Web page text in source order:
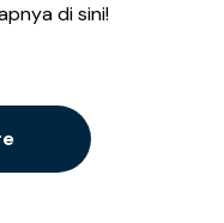
di sini!